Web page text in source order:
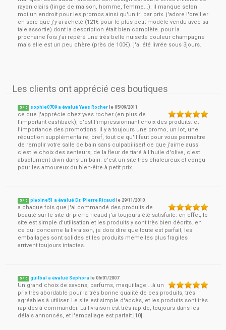
rayon clairs (linge de maison, homme, femme...). il manque selon
moi un endroit pour les promos ainsi qu'un tri par prix. j'adore l'oreiller
en soie que j'y ai acheté (121€ pour le plus petit modèle vendu avec sa
taie assortie) dont la description était bien complète. pour la
prochaine fois j'ai repéré une très belle nuisette couleur champagne
mais elle est un peu chère (près de 100€). j'ai été livrée sous 3jours.
Les clients ont apprécié ces boutiques
5 / 5 sophie0709 a évalué Yves Rocher le05/09/2011
ce que j'apprécie chez yves rocher (en plus de
l'important cashback), c'est l'impressionnant choix des produits. et
l'importance des promotions. il y a toujours une promo, un lot, une
réduction supplémentaire, bref, tout ce qu'il faut pour vous permettre
de remplir votre salle de bain sans culpabiliser! ce que j'aime aussi
c'est le choix des senteurs, de la fleur de tiaré à l'huile d'olive, c'est
absolument divin dans un bain. c'est un site très chaleureux et conçu
pour les amoureux du bien-être à petit prix.
5 / 5 pivoine51 a évalué Dr. Pierre Ricaud le 29/11/2010
a chaque fois que j'ai commandé des produits de
beauté sur le site dr pierre ricaud j'ai toujours été satisfaite. en effet, le
site est simple d'utilisation et les produits y sont très bien décrits. en
ce qui concerne la livraison, je dois dire que toute est parfait, les
emballages sont solides et les produits meme les plus fragiles
arrivent toujours intactes.
5 / 5 guilbal a évalué Sephora le06/01/2007
Un grand choix de savons, parfums, maquillage....à un
prix très abordable pour la très bonne qualité de ces produits, très
agréables à utiliser. Le site est simple d'accès, et les produits sont très
rapides à commander. La livraison est très rapide, toujours dans les
délais annoncés, et l'emballage est parfait.[10]